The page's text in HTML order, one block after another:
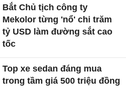
Bắt Chủ tịch công ty
Mekolor từng 'nổ' chi trăm
tỷ USD làm đường sắt cao
tốc
Top xe sedan đáng mua
trong tầm giá 500 triệu đồng